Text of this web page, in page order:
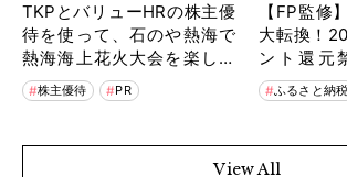
TKPとバリューHRの株主優
待を使って、石のや熱海で
熱海海上花火大会を楽しむ
子連れ旅行
株主優待 PR
【FP監修
大転換！
ント還元
る？ふるさと納税
View All